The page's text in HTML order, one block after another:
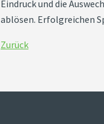
Eindruck und die
ablösen. Erfolgreichen
Zurück